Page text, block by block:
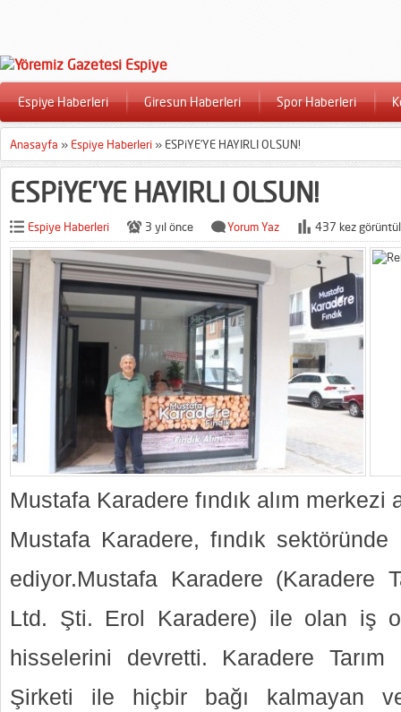
Espiye Haberleri Giresun Haberleri Spor Haberleri
Anasayfa » Espiye Haberleri » ESPiYE’YE HAYIRLI OLSUN!
ESPiYE’YE HAYIRLI OLSUN!
Espiye Haberleri 3 yıl önce Yorum Yaz 437 kez
Mustafa Karadere fındık alım merkezi
Mustafa Karadere, fındık
ediyor.Mustafa Karadere (Karadere
Ltd. Şti. Erol Karadere) ile olan iş
hisselerini devretti. Karadere
Şirketi ile hiçbir bağı kalmayan